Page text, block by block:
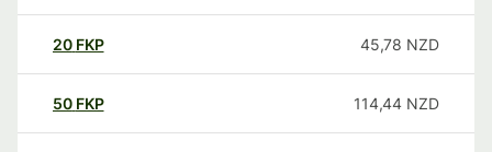
20 FKP 45,78 NZD
50 FKP 114,44 NZD